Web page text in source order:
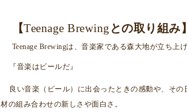
【Teenage Brewing との取り組み】
Teenage Brewingは、音楽家である森大地が立ち上
『音楽はビールだ』
良い音楽（ビール）に出会ったときの感動や、そ
材の組み合わせの新しさや面白さ。